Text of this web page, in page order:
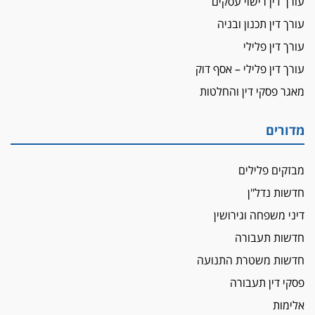
עורך דין ברמת השרון נחקר בחשד למרמה בעסקת
נדל"ן
"אני מכינה 5-6 ג'וינטים ביום"
תובעת משטרתית פוטרה בחשד לעישון סמים
עו"ד שרון נהרי חיתן את בנו הבכור דניאל
הגבלת שכר טרחה בייצוג נכי צה"ל ונפגעי פעולות
איתות מירושלים
יו"ר המחוז צ'צ'קס מכנס ישיבה להדחת
ממלא-מקומו, ועמית בכר שותק
מחאת הפרקליטים והסנגורים
יצאו לשעה מבית המשפט ועמדו בחוץ לאות הזדהות
עורך דין תכנון ובניה
עורך דין פלילי
עורך דין פלילי – אסף דוק
מאגר פסקי דין והחלטות
מדורים
מבזקים פלילים
חדשות נדל"ן
דיני משפחה וגירושין
חדשות תעבורה
חדשות משטרת התנועה
פסקי דין תעבורה
אלימות